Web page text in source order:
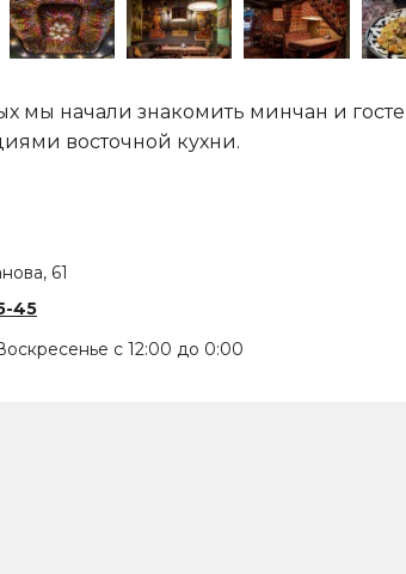
мы начали знакомить минчан и
восточной кухни.
61
45
с 12:00 до 0:00